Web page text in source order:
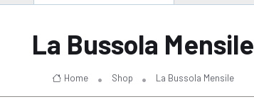
La Bussola Mensile
Home Shop La Bussola Mensile